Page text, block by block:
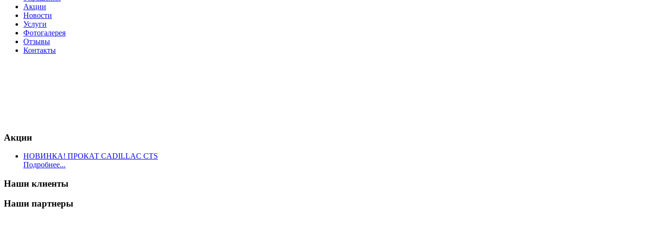
Акции
Новости
Услуги
Фотогалерея
Отзывы
­Контакты
Акции
НОВИНКА! ПРОКАТ CADILLAC CTS
Подробнее...
Наши клиенты
Наши партнеры